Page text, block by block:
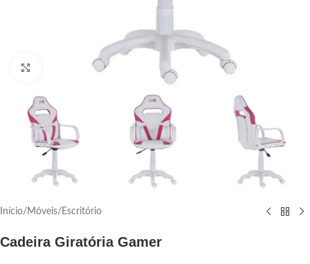
Click para aumentar
Início/ Móveis/ Escritório
Cadeira Giratória Gamer